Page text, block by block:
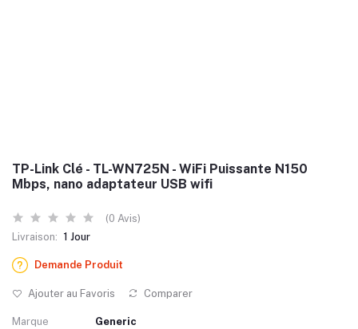
TP-Link Clé - TL-WN725N - WiFi Puissante N150
Mbps, nano adaptateur USB wifi
(0 Avis)
Livraison: 1 Jour
Demande Produit
Ajouter au Favoris Comparer
Marque Generic